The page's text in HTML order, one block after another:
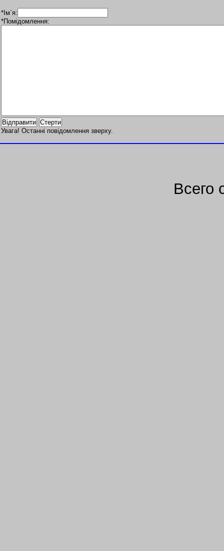
*Ім`я:
*Помідомлення:
Увага! Останні повідомлення зверху.
Всего